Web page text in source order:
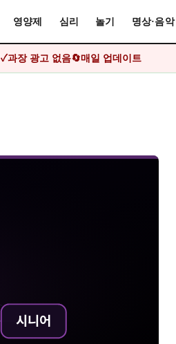
영양제 심리 놀기 명상·음악
✓과장 광고 없음🔄매일 업데이트
시니어